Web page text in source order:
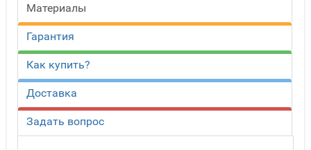
Материалы
Гарантия
Как купить?
Доставка
Задать вопрос